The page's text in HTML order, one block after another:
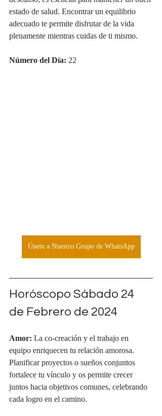
estado de salud. Encontrar un equilibrio
adecuado te permite disfrutar de la vida
plenamente mientras cuidas de ti mismo.
Número del Día: 22
Únete a Nuestro Grupo de WhatsApp
Horóscopo Sábado 24
de Febrero de 2024
Amor: La co-creación y el trabajo en
equipo enriquecen tu relación amorosa.
Planificar proyectos o sueños conjuntos
fortalece tu vínculo y os permite crecer
juntos hacia objetivos comunes, celebrando
cada logro en el camino.